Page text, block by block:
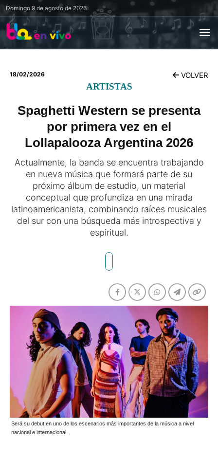
Domingo 9 de agosto de 2026
18/02/2026 VOLVER
ARTISTAS
Spaghetti Western se presenta
por primera vez en el
Lollapalooza Argentina 2026
Actualmente, la banda se encuentra trabajando
en nueva música que formará parte de su
próximo álbum de estudio, un material
conceptual que profundiza en una mirada
latinoamericanista, combinando raíces musicales
del sur con una búsqueda más introspectiva y
espiritual.
Será su debut en uno de los escenarios más importantes de la música a nivel
nacional e internacional.